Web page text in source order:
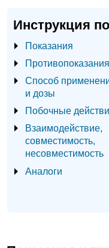
Инструкция
Показания
Противопоказания
Способ
и дозы
Побочные
Взаимодействие,
совместимость,
несовместимость
Аналоги